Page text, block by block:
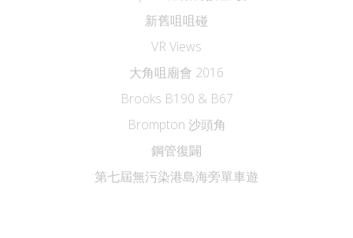
新舊咀咀碰
VR Views
大角咀廟會 2016
Brooks B190 & B67
Brompton 沙頭角
鋼管復闢
第七屆無污染港島海旁單車遊